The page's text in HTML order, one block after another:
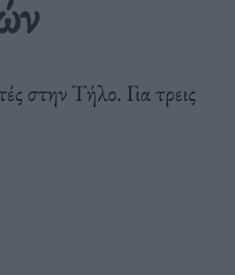
στην Τήλο. Για τρεις